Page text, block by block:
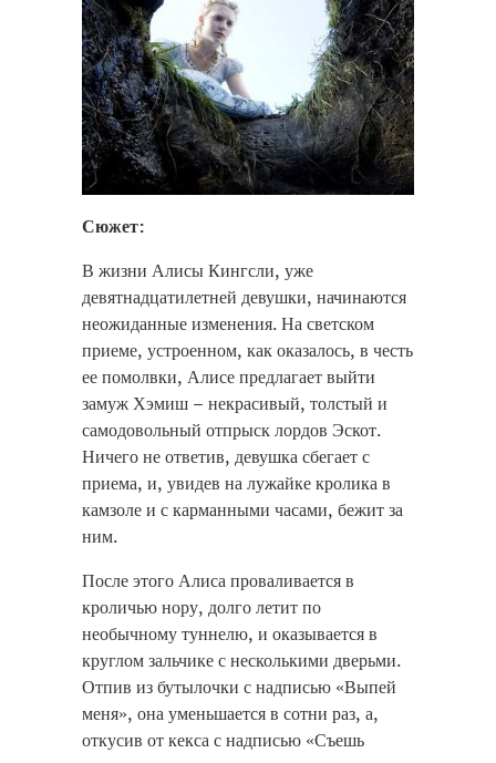
Сюжет:
В жизни Алисы Кингсли, уже
девятнадцатилетней девушки, начинаются
неожиданные изменения. На светском
приеме, устроенном, как оказалось, в честь
ее помолвки, Алисе предлагает выйти
замуж Хэмиш – некрасивый, толстый и
самодовольный отпрыск лордов Эскот.
Ничего не ответив, девушка сбегает с
приема, и, увидев на лужайке кролика в
камзоле и с карманными часами, бежит за
ним.
После этого Алиса проваливается в
кроличью нору, долго летит по
необычному туннелю, и оказывается в
круглом зальчике с несколькими дверьми.
Отпив из бутылочки с надписью «Выпей
меня», она уменьшается в сотни раз, а,
откусив от кекса с надписью «Съешь